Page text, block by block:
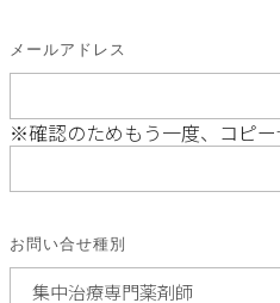
メールアドレス
※確認のためもう一度、コピー
お問い合せ種別